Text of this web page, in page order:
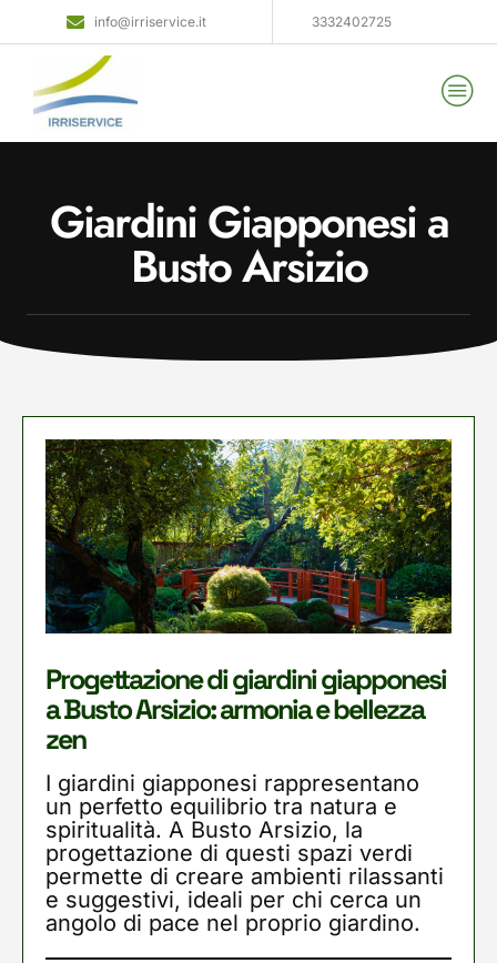
info@irriservice.it 3332402725
Giardini Giapponesi a
Busto Arsizio
Progettazione di giardini giapponesi
a Busto Arsizio: armonia e bellezza
zen
I giardini giapponesi rappresentano
un perfetto equilibrio tra natura e
spiritualità. A Busto Arsizio, la
progettazione di questi spazi verdi
permette di creare ambienti rilassanti
e suggestivi, ideali per chi cerca un
angolo di pace nel proprio giardino.